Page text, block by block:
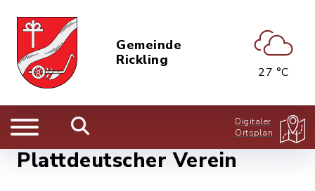
Gemeinde
Rickling
27 °C
Digitaler
Ortsplan
Plattdeutscher Verein